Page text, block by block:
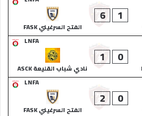
1
6
الفتح السرغيني FASK
LNFA
0
1
نادي شباب القليعة ASCK
LNFA
0
2
الفتح السرغيني FASK